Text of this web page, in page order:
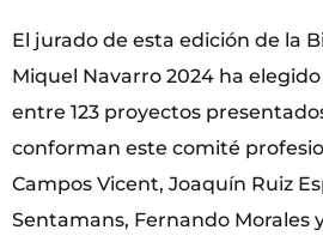
El jurado de esta edición de la
Miquel Navarro 2024 ha
entre 123 proyectos
conforman este comité
Campos Vicent, Joaquín Ruiz
Sentamans, Fernando Morales